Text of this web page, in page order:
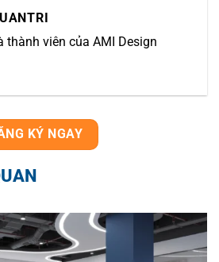
thành viên của AMI Design
KÝ NGAY